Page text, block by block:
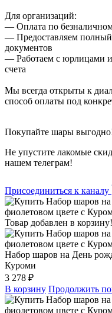
Для организаций:
— Оплата по
— Предоставляем
документов
— Работаем с юрлицами
счета
Мы всегда открыты к
способ оплаты под
Покупайте шары
Не упустите лакомые
нашем телеграм!
Присоединиться к каналу
Товар добавлен в корзину!
Набор шаров на День
Куроми
3 278 ₽
В корзину Продолжить